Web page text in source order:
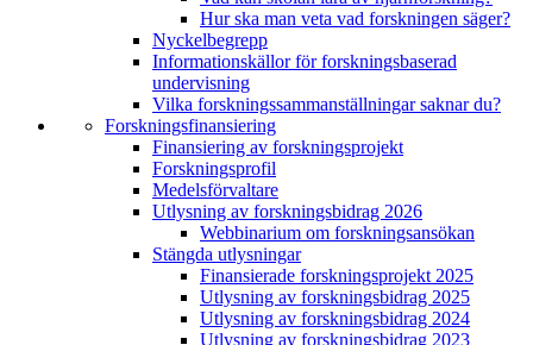
Hur ska man veta vad forskningen säger?
Nyckelbegrepp
Informationskällor för forskningsbaserad
undervisning
Vilka forskningssammanställningar saknar du?
Forskningsfinansiering
Finansiering av forskningsprojekt
Forskningsprofil
Medelsförvaltare
Utlysning av forskningsbidrag 2026
Webbinarium om forskningsansökan
Stängda utlysningar
Finansierade forskningsprojekt 2025
Utlysning av forskningsbidrag 2025
Utlysning av forskningsbidrag 2024
Utlysning av forskningsbidrag 2023